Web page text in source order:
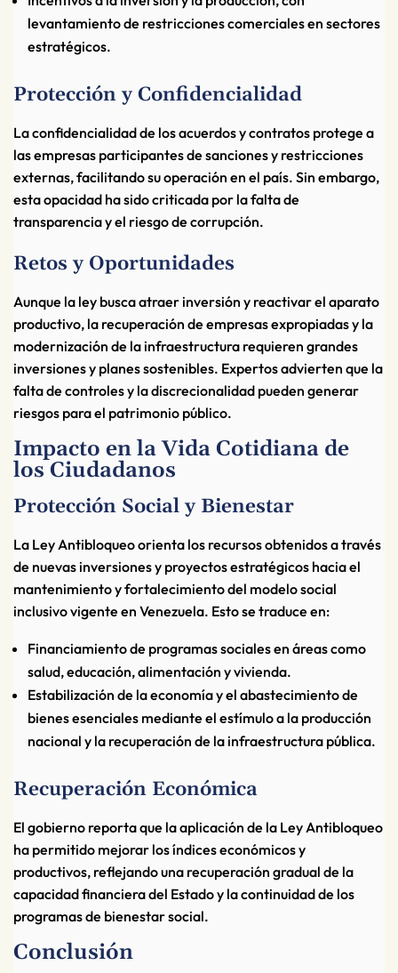
levantamiento de restricciones comerciales en sectores
estratégicos.
Protección y Confidencialidad
La confidencialidad de los acuerdos y contratos protege a
las empresas participantes de sanciones y restricciones
externas, facilitando su operación en el país. Sin embargo,
esta opacidad ha sido criticada por la falta de
transparencia y el riesgo de corrupción.
Retos y Oportunidades
Aunque la ley busca atraer inversión y reactivar el aparato
productivo, la recuperación de empresas expropiadas y la
modernización de la infraestructura requieren grandes
inversiones y planes sostenibles. Expertos advierten que la
falta de controles y la discrecionalidad pueden generar
riesgos para el patrimonio público.
Impacto en la Vida Cotidiana de
los Ciudadanos
Protección Social y Bienestar
La Ley Antibloqueo orienta los recursos obtenidos a través
de nuevas inversiones y proyectos estratégicos hacia el
mantenimiento y fortalecimiento del modelo social
inclusivo vigente en Venezuela. Esto se traduce en:
Financiamiento de programas sociales en áreas como
salud, educación, alimentación y vivienda.
Estabilización de la economía y el abastecimiento de
bienes esenciales mediante el estímulo a la producción
nacional y la recuperación de la infraestructura pública.
Recuperación Económica
El gobierno reporta que la aplicación de la Ley Antibloqueo
ha permitido mejorar los índices económicos y
productivos, reflejando una recuperación gradual de la
capacidad financiera del Estado y la continuidad de los
programas de bienestar social.
Conclusión